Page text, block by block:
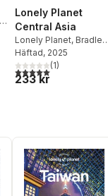
Lonely Planet
Central Asia
Lonely Planet, Bradley
Mayhew,Mark Elliott
Anna Kaminski
Stephen Lioy
Häftad, 2025
5,0utav 5 stjärnor.
(1)
233 kr